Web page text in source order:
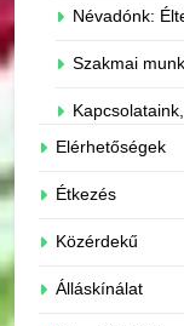
Névadónk:
Szakmai
Elérhetőségek
Étkezés
Közérdekű
Álláskínálat